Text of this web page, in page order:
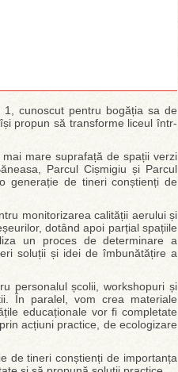
1, cunoscut pentru bogăția sa de
propun să transforme liceul într-
mare suprafață de spații verzi
Parcul Cișmigiu și Parcul
generație de tineri conștienți de
monitorizarea calității aerului și
dotând apoi parțial spațiile
un proces de determinare a
soluții și idei de îmbunătățire a
personalul școlii, workshopuri și
În paralel, vom crea materiale
educaționale vor fi completate
acțiuni practice, de ecologizare
de tineri conștienți de importanța